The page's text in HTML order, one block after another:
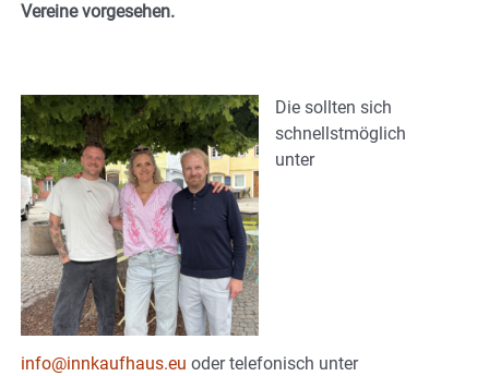
Vereine vorgesehen.
Die sollten sich
schnellstmöglich
unter
info@innkaufhaus.eu oder telefonisch unter